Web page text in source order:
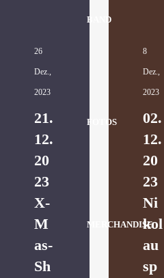
BAND
FOTOS
MERCHANDISE
26
Dez.,
2023
21.
12.
20
23
X-
M
as-
Sh
8
Dez.,
2023
02.
12.
20
23
Ni
kol
au
sp